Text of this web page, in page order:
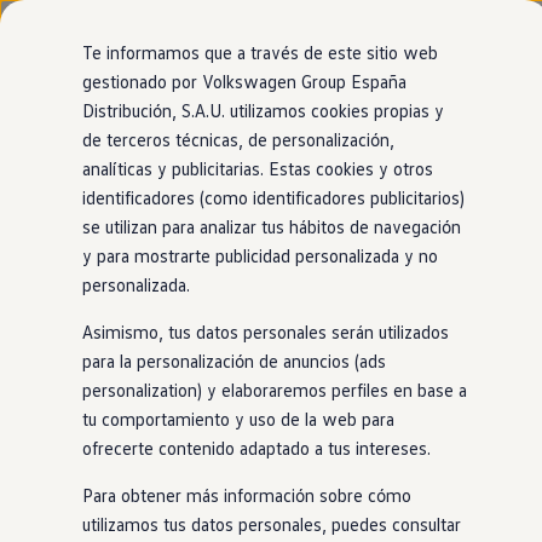
Ir
directamente
al contenido
Ir
directamente
al pie de
página
Nuevo ID. Cross
Vehículos Comerciales
Compra y ofertas
Volkswagen nuevo en stock
Volkswagen de ocasión
Financiación
My Renting
My Way
Seguros
Empresas
Autoescuelas
Eléctricos e híbridos
Más sobre híbridos
Plan Auto +
Etiquetas DGT
Simulador de autonomía, carga y ahorro
Carga y autonomía
Soluciones de carga
Tarifas de carga
Carga en casa
Modos de carga
Modelos Acabados Motor Exterior Interior Ruedas
acabados
Modificar filtros
Family
MOTOR (2 disponible)
Gasolina mild Hybrid
Diésel Automático
Potencia
110kW
Cilindrada
1,5 | 2L
Te informamos que a través de este sitio web
gestionado por Volkswagen Group España
Distribución, S.A.U. utilizamos cookies propias y
de terceros técnicas, de personalización,
analíticas y publicitarias. Estas cookies y otros
identificadores (como identificadores publicitarios)
se utilizan para analizar tus hábitos de navegación
y para mostrarte publicidad personalizada y no
personalizada.
Asimismo, tus datos personales serán utilizados
para la personalización de anuncios (ads
personalization) y elaboraremos perfiles en base a
tu comportamiento y uso de la web para
ofrecerte contenido adaptado a tus intereses.
Para obtener más información sobre cómo
utilizamos tus datos personales, puedes consultar